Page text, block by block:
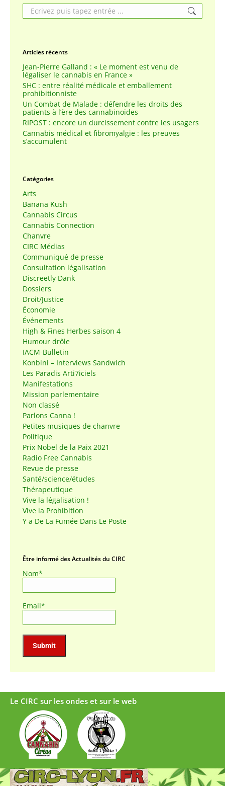
Search:
Articles récents
Jean-Pierre Galland : « Le moment est venu de
légaliser le cannabis en France »
SHC : entre réalité médicale et emballement
prohibitionniste
Un Combat de Malade : défendre les droits des
patients à l’ère des cannabinoïdes
RIPOST : encore un durcissement contre les usagers
Cannabis médical et fibromyalgie : les preuves
s’accumulent
Catégories
Arts
Banana Kush
Cannabis Circus
Cannabis Connection
Chanvre
CIRC Médias
Communiqué de presse
Consultation légalisation
Discreetly Dank
Dossiers
Droit/Justice
Économie
Événements
High & Fines Herbes saison 4
Humour drôle
IACM-Bulletin
Konbini – Interviews Sandwich
Les Paradis Arti7iciels
Manifestations
Mission parlementaire
Non classé
Parlons Canna !
Petites musiques de chanvre
Politique
Prix Nobel de la Paix 2021
Radio Free Cannabis
Revue de presse
Santé/science/études
Thérapeutique
Vive la légalisation !
Vive la Prohibition
Y a De La Fumée Dans Le Poste
Être informé des Actualités du CIRC
Nom*
Email*
Le CIRC sur les ondes et sur le web